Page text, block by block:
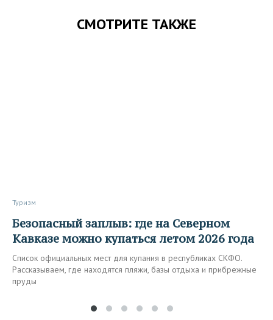
СМОТРИТЕ ТАКЖЕ
Туризм
Безопасный заплыв: где на Северном
Кавказе можно купаться летом 2026 года
Список официальных мест для купания в республиках СКФО.
Рассказываем, где находятся пляжи, базы отдыха и прибрежные
пруды